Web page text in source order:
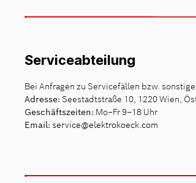
Serviceabteilung
Bei Anfragen zu Servicefällen bzw.
Adresse: Seestadtstraße 10, 1220 Wien,
Geschäftszeiten: Mo–Fr 9–18 Uhr
Email: service@elektrokoeck.com